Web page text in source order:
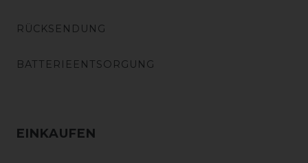
RÜCKSENDUNG
BATTERIEENTSORGUNG
EINKAUFEN